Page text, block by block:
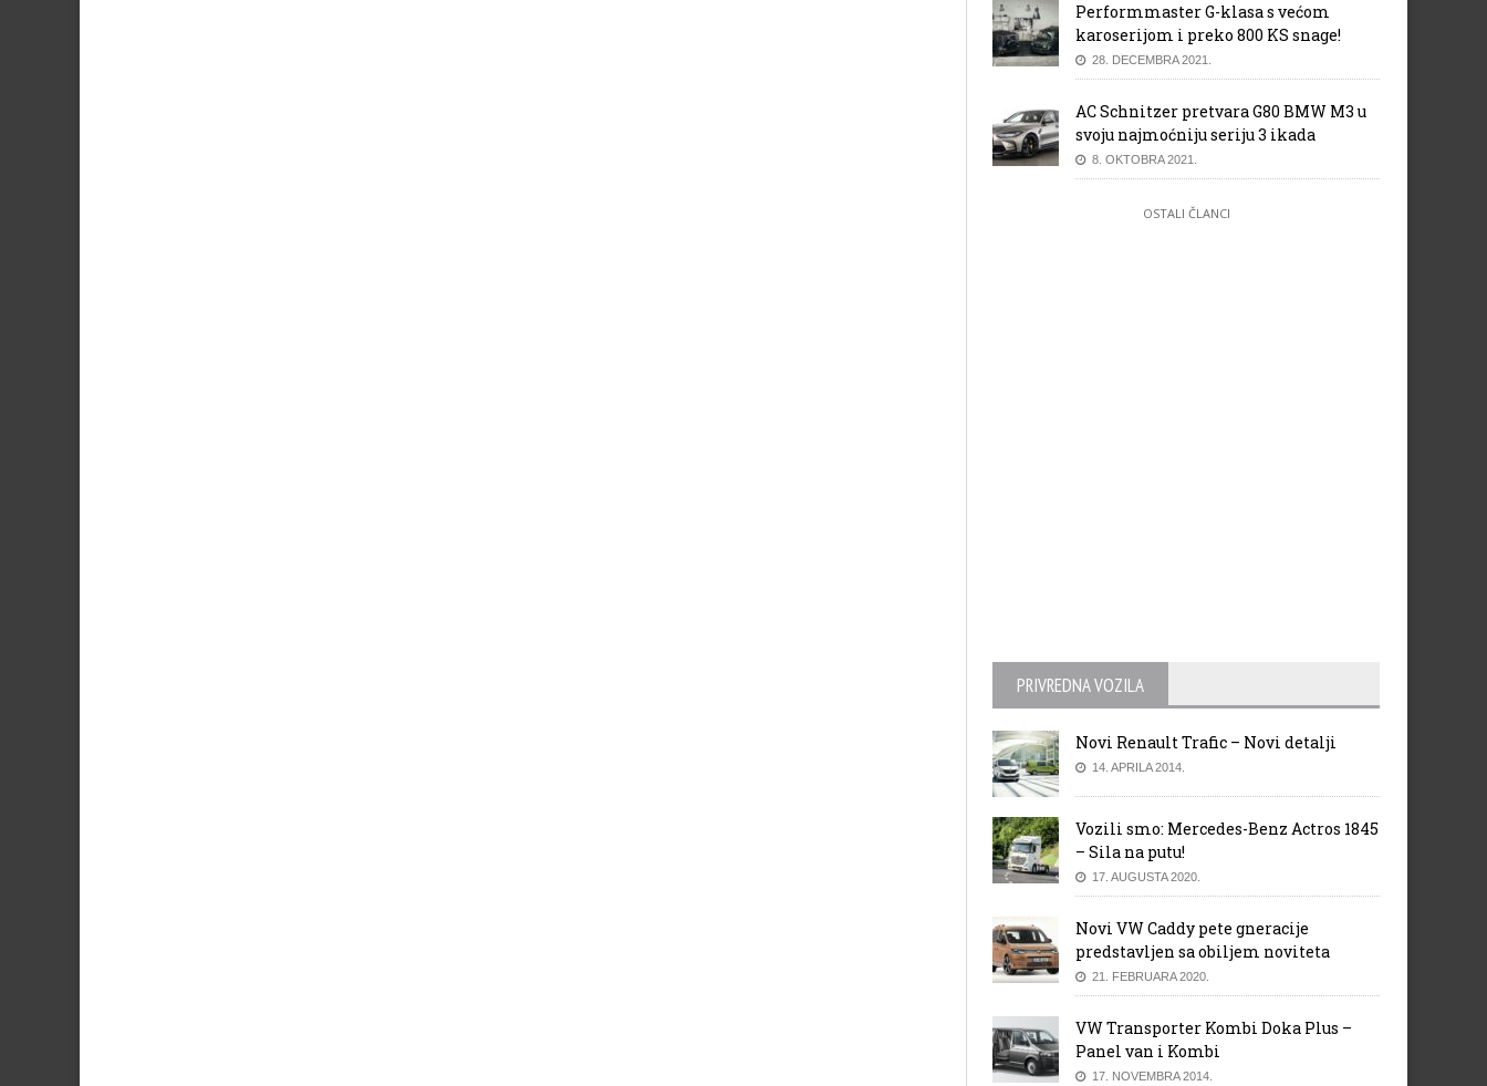
Performmaster G-klasa s većom
karoserijom i preko 800 KS snage!
28. DECEMBRA 2021.
AC Schnitzer pretvara G80 BMW M3 u
svoju najmoćniju seriju 3 ikada
8. OKTOBRA 2021.
OSTALI ČLANCI
PRIVREDNA VOZILA
Novi Renault Trafic – Novi detalji
14. APRILA 2014.
Vozili smo: Mercedes-Benz Actros 1845
– Sila na putu!
17. AUGUSTA 2020.
Novi VW Caddy pete gneracije
predstavljen sa obiljem noviteta
21. FEBRUARA 2020.
VW Transporter Kombi Doka Plus –
Panel van i Kombi
17. NOVEMBRA 2014.